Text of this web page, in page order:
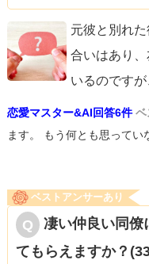
元彼と別れ
合いはあり
いるのです
恋愛マスター&AI回答6件 ベ
ます。 もう何とも思ってい
ベストアンサーあり
凄い仲良い同僚
てもらえますか？